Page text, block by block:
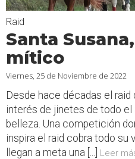
Raid
Santa
mítico
Viernes, 25 de Noviembre de 2022
Desde hace décadas el raid
interés de jinetes de todo
belleza. Una competición
inspira el raid cobra todo su
llegan a meta una [...]
Leer